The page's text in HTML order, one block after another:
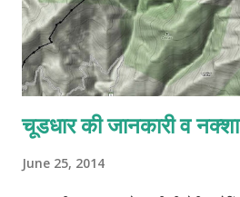
चूडधार की जानकारी व नक्शा
June 25, 2014